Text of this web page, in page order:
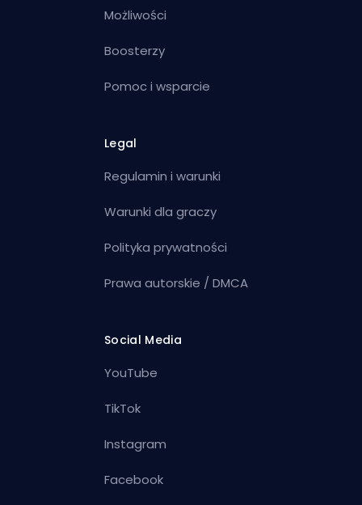
Możliwości
Boosterzy
Pomoc i wsparcie
Legal
Regulamin i warunki
Warunki dla graczy
Polityka prywatności
Prawa autorskie / DMCA
Social Media
YouTube
TikTok
Instagram
Facebook